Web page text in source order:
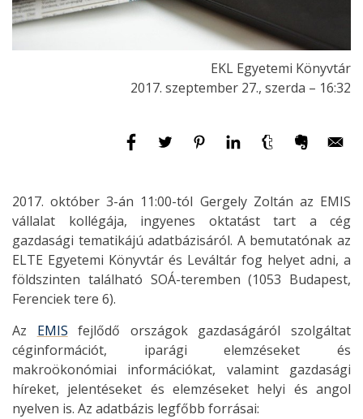
EKL Egyetemi Könyvtár
2017. szeptember 27., szerda – 16:32
2017. október 3-án 11:00-tól Gergely Zoltán az EMIS
vállalat kollégája, ingyenes oktatást tart a cég
gazdasági tematikájú adatbázisáról. A bemutatónak az
ELTE Egyetemi Könyvtár és Leváltár fog helyet adni, a
földszinten található SOÁ-teremben (1053 Budapest,
Ferenciek tere 6).
Az EMIS fejlődő országok gazdaságáról szolgáltat
céginformációt, iparági elemzéseket és
makroökonómiai információkat, valamint gazdasági
híreket, jelentéseket és elemzéseket helyi és angol
nyelven is. Az adatbázis legfőbb forrásai: